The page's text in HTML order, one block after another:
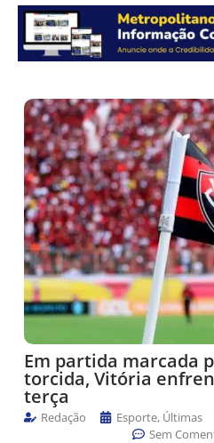
Em partida marcada
torcida, Vitória
terça
Redação Esporte, Últimas
Sem